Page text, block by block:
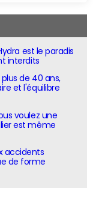
est le paradis
interdits
plus de 40 ans,
et l'équilibre
voulez une
est même
accidents
de forme